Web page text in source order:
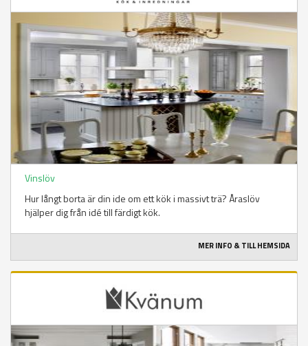
Vinslöv
Hur långt borta är din ide om ett kök i massivt trä? Åraslöv
hjälper dig från idé till färdigt kök.
MER INFO & TILL HEMSIDA